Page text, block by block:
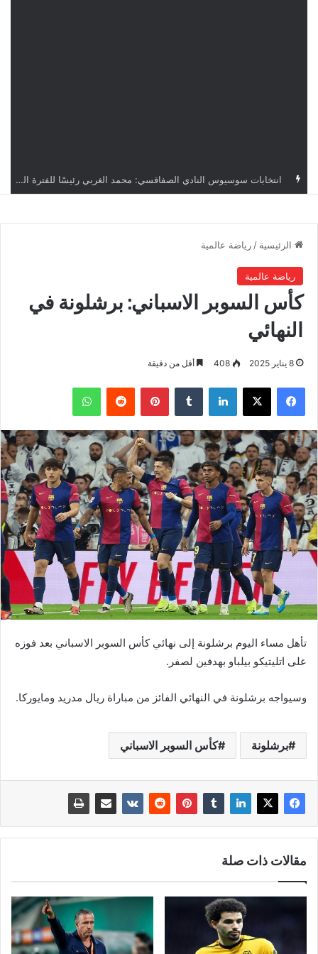
الرئيسية / رياضة عالمية
رياضة عالمية
كأس السوبر الاسباني: برشلونة في
النهائي
8 يناير 2025 408 أقل من دقيقة
فيسبوك ‫X لينكدإن بينتيريست واتساب
تأهل مساء اليوم برشلونة إلى نهائي كأس السوبر الاسباني بعد فوزه
على اتليتيكو بيلباو بهدفين لصفر.
وسيواجه برشلونة في النهائي الفائز من مباراة ريال مدريد ومايوركا.
برشلونة كأس السوبر الاسباني
مقالات ذات صلة